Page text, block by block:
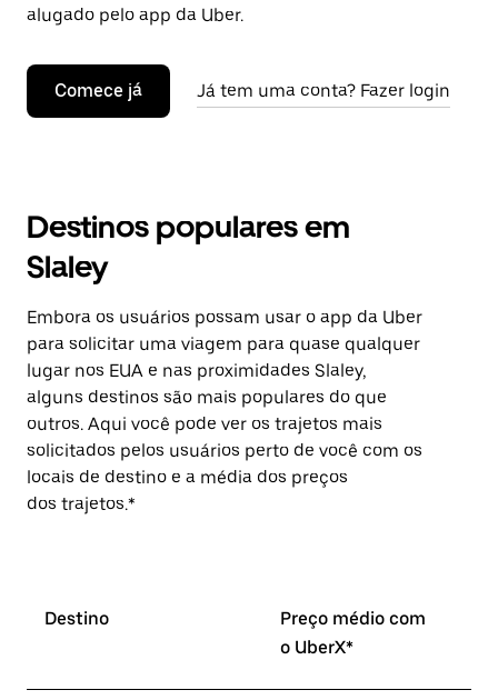
alugado pelo app da Uber.
Comece já Já tem uma conta? Fazer login
Destinos populares em
Slaley
Embora os usuários possam usar o app da Uber
para solicitar uma viagem para quase qualquer
lugar nos EUA e nas proximidades Slaley,
alguns destinos são mais populares do que
outros. Aqui você pode ver os trajetos mais
solicitados pelos usuários perto de você com os
locais de destino e a média dos preços
dos trajetos.*
Destino
Preço médio com
o UberX*